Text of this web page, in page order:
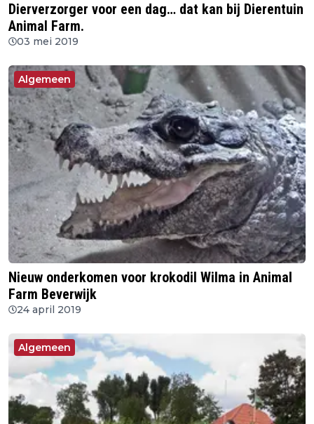
Dierverzorger voor een dag… dat kan bij Dierentuin
Animal Farm.
03 mei 2019
Algemeen
Nieuw onderkomen voor krokodil Wilma in Animal
Farm Beverwijk
24 april 2019
Algemeen